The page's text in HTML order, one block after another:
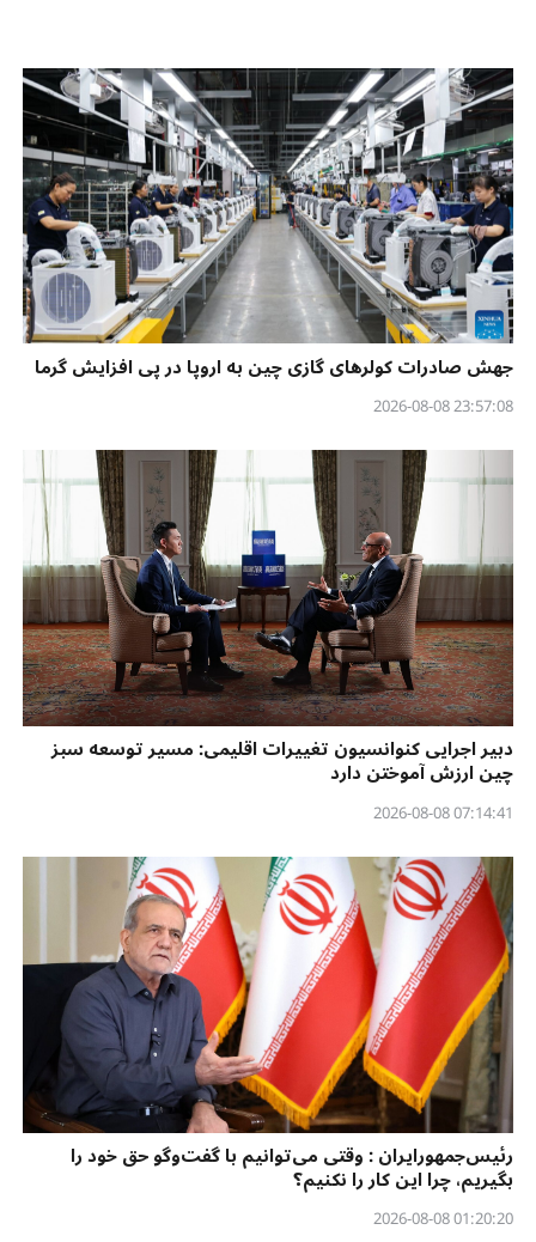
جهش صادرات کولرهای گازی چین به اروپا در پی افزایش گرما
23:57:08 2026-08-08
دبیر اجرایی کنوانسیون تغییرات اقلیمی: مسیر توسعه سبز
چین ارزش آموختن دارد
07:14:41 2026-08-08
رئیس‌جمهورایران : وقتی می‌توانیم با گفت‌وگو حق خود را
بگیریم، چرا این کار را نکنیم؟
01:20:20 2026-08-08